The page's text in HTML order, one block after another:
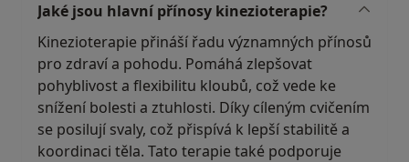
Jaké jsou hlavní přínosy kinezioterapie?
Kinezioterapie přináší řadu významných přínosů
pro zdraví a pohodu. Pomáhá zlepšovat
pohyblivost a flexibilitu kloubů, což vede ke
snížení bolesti a ztuhlosti. Díky cíleným cvičením
se posilují svaly, což přispívá k lepší stabilitě a
koordinaci těla. Tato terapie také podporuje